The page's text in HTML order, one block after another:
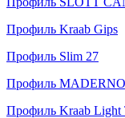
Профиль Kraab Gips
Профиль Slim 27
Профиль
Профиль Kraab Light